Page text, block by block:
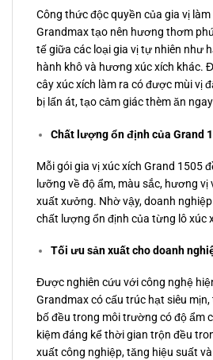
Công thức độc quyền của gia vị làm
Grandmax tạo nên hương thơm
tế giữa các loại gia vị tự nhiên như
hành khô và hương xúc xích khác.
cây xúc xích làm ra có được mùi vị
bị lấn át, tạo cảm giác thèm ăn
Chất lượng ổn định của Grand
Mỗi gói gia vị xúc xích Grand 1505
lưỡng về độ ẩm, màu sắc, hương
xuất xưởng. Nhờ vậy, doanh
chất lượng ổn định của từng lô xúc
Tối ưu sản xuất cho doanh
Được nghiên cứu với công nghệ
Grandmax có cấu trúc hạt siêu
bố đều trong môi trường có độ ẩm
kiệm đáng kể thời gian trộn đều
xuất công nghiệp, tăng hiệu suất